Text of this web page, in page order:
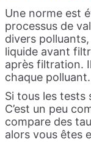
Une norme est
processus de
divers
liquide avant
après filtration.
chaque polluant.
Si tous les tests
C’est un peu
compare des
alors vous êtes